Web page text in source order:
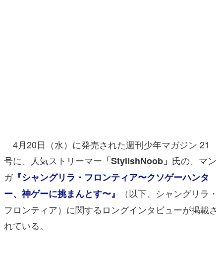
その他
電ファミニコゲーマーとは？
運営：株式会社マレ
4月20日（水）に発売された週刊少年マガジン 21
号に、人気ストリーマー 「StylishNoob」 氏の、マン
ガ『シャングリラ・フロンティア〜クソゲーハンタ
ー、神ゲーに挑まんとす〜』
（以下、シャングリラ・
フロンティア）に関するロングインタビューが掲載さ
れている。